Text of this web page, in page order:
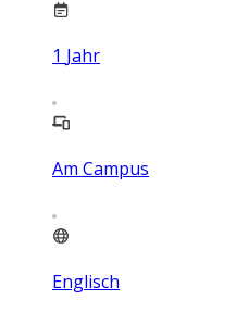
1 Jahr
Am Campus
Englisch